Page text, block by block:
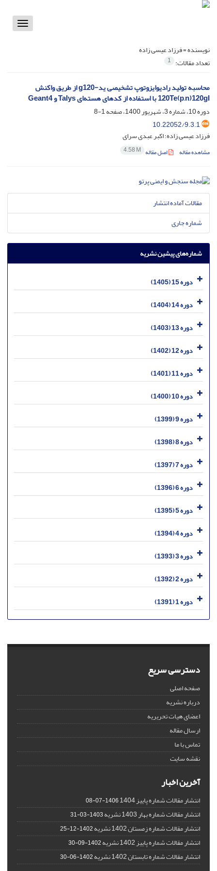
Toggle
نویسنده =فرزاد عیسی زاده
تعداد مقالات: 1
محاسبه تولید رادیوایزوتوپ تشخیصی ید-g120 از طریق واکنش
120Te(p,n)120gI با استفاده از کدهای هسته‌ای Talys و Geant4
دوره 10، شماره 3، شهریور 1400، صفحه
1-8
10.22052/9.3.1
فرزاد عیسی زاده؛ اکبر عبدی سرای
مشاهده مقاله اصل مقاله 4.58 M
مقالات آماده انتشار
شماره جاری
شماره‌های پیشین نشریه
دوره 15 (1405)
دوره 14 (1404)
دوره 13 (1403)
دوره 12 (1402)
دوره 11 (1401)
دوره 10 (1400)
دوره 9 (1399)
دوره 8 (1398)
دوره 7 (1397)
دوره 6 (1396)
دوره 5 (1395)
دوره 4 (1394)
دوره 3 (1393)
دوره 2 (1392)
دوره 1 (1391)
دسترسی سریع
صفحه اصلی
درباره نشریه
اعضای هیات تحریریه
ارسال مقاله
تماس با ما
نقشه سایت
آخرین اخبار
انتشار مقالات شماره پاییز 1404 1406-07-08
انتشار مقالات شماره بهار 1403 نشریه 1403-03-31
انتشار مقالات شماره زمستان 1402 نشریه 1402-12-25
انتشار مقالات شماره پاییز 1402 نشریه 1402-09-30
انتشار مقالات شماره تابستان 1402 نشریه 1402-06-30